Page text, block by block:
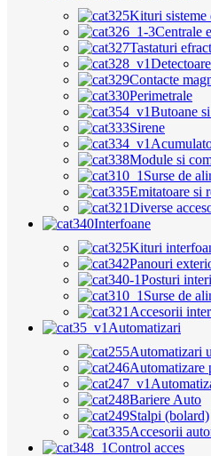
Kituri sisteme
Centrale
Tastaturi
Detectoare
Contacte
Perimetrale
Butoane
Sirene
Module si
Surse de
Emitatoare si
Diverse
Interfoane
Kituri
Panouri
Posturi
Surse de
Accesorii
Automatizari
Automatizari
Automatizare
Bariere Auto
Stalpi (bolard)
Accesorii
Control acces